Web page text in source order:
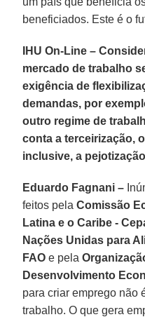
beneficiados. Este é o
IHU On-Line –
mercado de trabalho
exigência de
demandas, por
outro regime de
conta a terceirização,
inclusive, a
Eduardo Fagnani –
feitos pelaComissão
Latina e o Caribe -
Nações Unidas para
FAO e pela
Desenvolvimento
para criar emprego não
trabalho. O que gera